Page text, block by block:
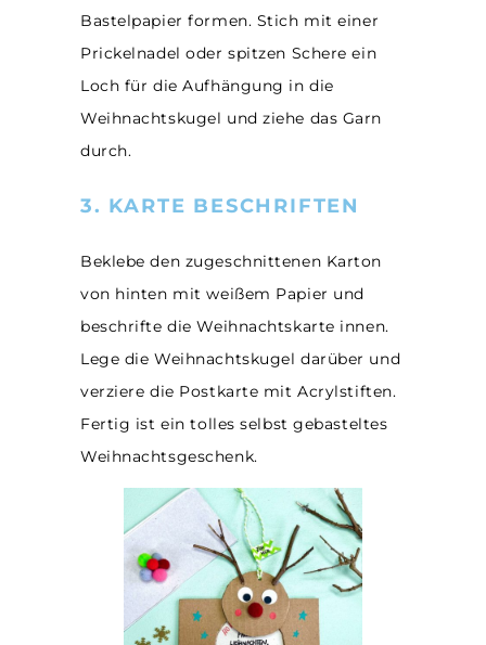
Bastelpapier formen. Stich mit einer
Prickelnadel oder spitzen Schere ein
Loch für die Aufhängung in die
Weihnachtskugel und ziehe das Garn
durch.
3. KARTE BESCHRIFTEN
Beklebe den zugeschnittenen Karton
von hinten mit weißem Papier und
beschrifte die Weihnachtskarte innen.
Lege die Weihnachtskugel darüber und
verziere die Postkarte mit Acrylstiften.
Fertig ist ein tolles selbst gebasteltes
Weihnachtsgeschenk.